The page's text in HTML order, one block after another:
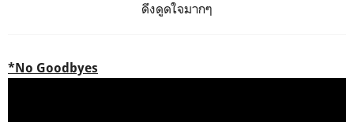
ดึงดูดใจมากๆ
*No Goodbyes